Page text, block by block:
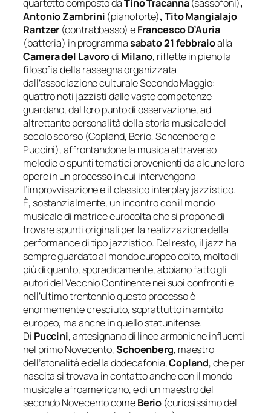
quartetto composto daTino Tracanna(sassofoni),
Antonio Zambrini (pianoforte), Tito Mangialajo
Rantzer (contrabbasso) eFrancesco D’Auria
(batteria) in programmasabato 21 febbraioalla
Camera del Lavorodi Milano, riflette in pieno la
filosofia della rassegna organizzata
dall’associazione culturale Secondo Maggio:
quattro noti jazzisti dalle vaste competenze
guardano, dal loro punto di osservazione, ad
altrettante personalità della storia musicale del
secolo scorso (Copland, Berio, Schoenberg e
Puccini), affrontandone la musica attraverso
melodie o spunti tematici provenienti da alcune loro
opere in un processo in cui intervengono
l’improvvisazione e il classico interplay jazzistico.
È, sostanzialmente, un incontro con il mondo
musicale di matrice eurocolta che si propone di
trovare spunti originali per la realizzazione della
performance di tipo jazzistico. Del resto, il jazz ha
sempre guardato al mondo europeo colto, molto di
più di quanto, sporadicamente, abbiano fatto gli
autori del Vecchio Continente nei suoi confronti e
nell’ultimo trentennio questo processo è
enormemente cresciuto, soprattutto in ambito
europeo, ma anche in quello statunitense.
Di Puccini, antesignano di linee armoniche influenti
nel primo Novecento,Schoenberg, maestro
dell’atonalità e della dodecafonia,Copland, che per
nascita si trovava in contatto anche con il mondo
musicale afroamericano, e di un maestro del
secondo Novecento comeBerio (curiosissimo del